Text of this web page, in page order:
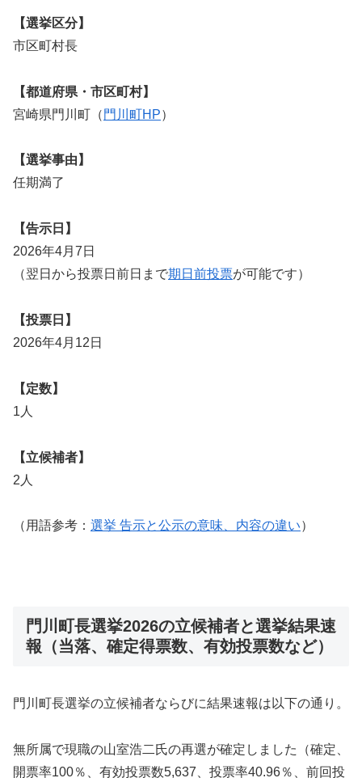
【選挙区分】
市区町村長
【都道府県・市区町村】
宮崎県門川町（ 門川町HP）
【選挙事由】
任期満了
【告示日】
2026年4月7日
（翌日から投票日前日まで期日前投票が可能です）
【投票日】
2026年4月12日
【定数】
1人
【立候補者】
2人
（用語参考： 選挙 告示と公示の意味、内容の違い）
門川町長選挙2026の立候補者と選挙結果速
報（当落、確定得票数、有効投票数など）
門川町長選挙の立候補者ならびに結果速報は以下の通り。
無所属で現職の山室浩二氏の再選が確定しました（確定、
開票率100％、有効投票数5,637 、投票率40.96％、前回投